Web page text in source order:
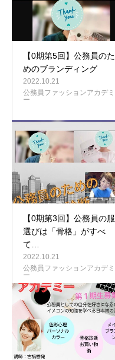
【0期第5回】公務員のた
めのブランディング
2022.10.21
公務員ファッションアカデミ
ー
【0期第3回】公務員の服
選びは「骨格」がすべ
て…
2022.10.21
公務員ファッションアカデミ
ー